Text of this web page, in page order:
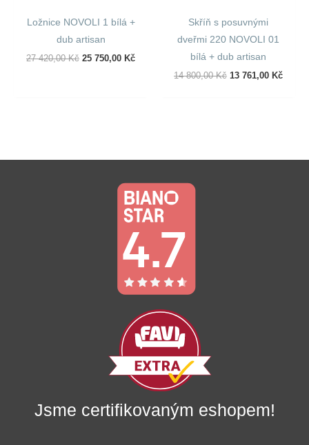
Ložnice NOVOLI 1 bílá +
dub artisan
27 420,00Kč Původní
25 750,00 KčAktuální
Skříň s posuvnými
dveřmi 220 NOVOLI 01
bílá + dub artisan
14 800,00Kč Původní
13 761,00 Kč
Jsme certifikovaným eshopem!